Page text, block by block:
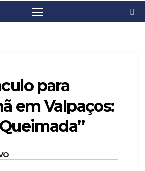
para
em Valpaços: